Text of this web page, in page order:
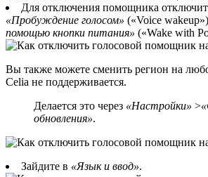
Для отключения помощника
«Пробуждение голосом» («Voice
помощью кнопки питания» («Wake with
Вы также можете сменить регион на
Celia не поддерживается.
Делается это через «Настройки» >
обновления».
Зайдите в «Язык и ввод».